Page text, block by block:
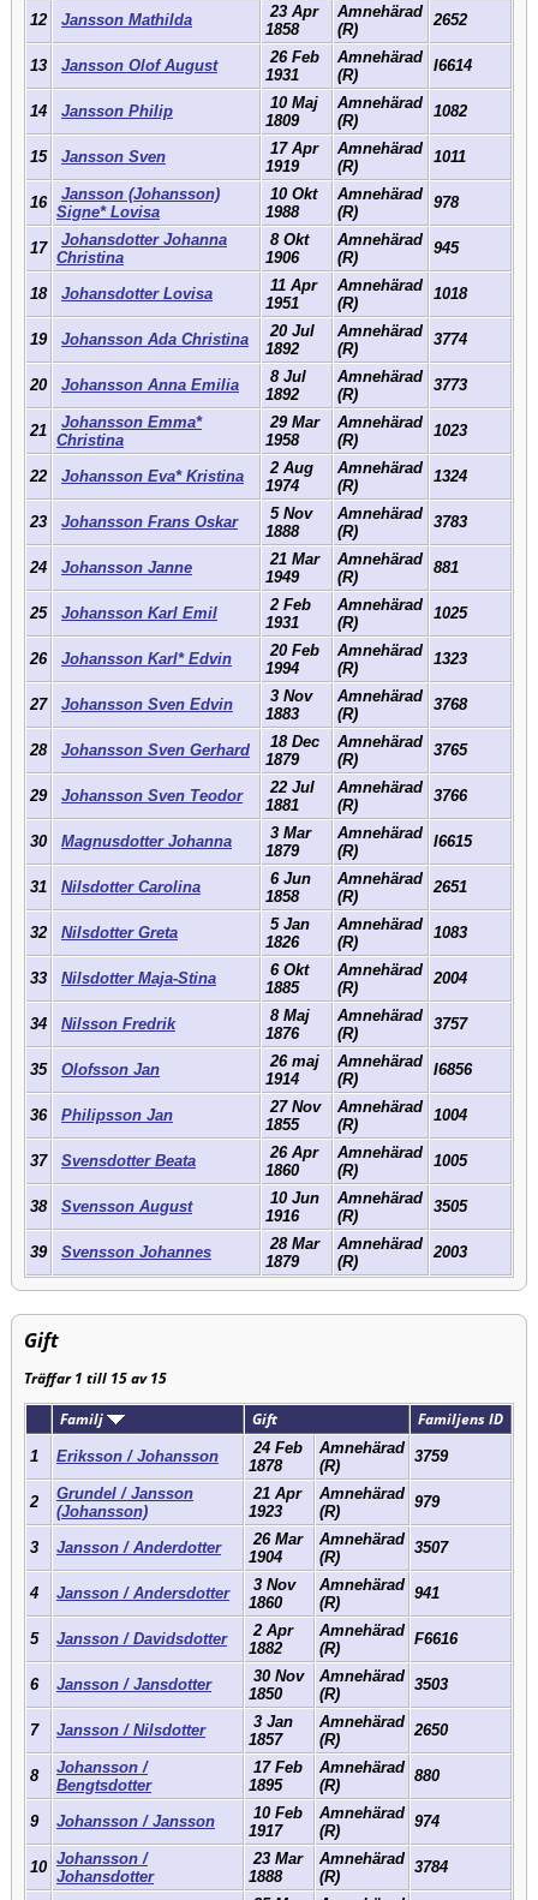
12 Jansson Mathilda
23 Apr
1858
Amnehärad
(R)
2652
13 Jansson Olof August
26 Feb
1931
Amnehärad
(R)
I6614
14 Jansson Philip
10 Maj
1809
Amnehärad
(R)
1082
15 Jansson Sven
17 Apr
1919
Amnehärad
(R)
1011
16
Jansson (Johansson)
Signe* Lovisa
10 Okt
1988
Amnehärad
(R)
978
17
Johansdotter Johanna
Christina
8 Okt
1906
Amnehärad
(R)
945
18 Johansdotter Lovisa
11 Apr
1951
Amnehärad
(R)
1018
19 Johansson Ada Christina
20 Jul
1892
Amnehärad
(R)
3774
20 Johansson Anna Emilia
8 Jul
1892
Amnehärad
(R)
3773
21
Johansson Emma*
Christina
29 Mar
1958
Amnehärad
(R)
1023
22 Johansson Eva* Kristina
2 Aug
1974
Amnehärad
(R)
1324
23 Johansson Frans Oskar
5 Nov
1888
Amnehärad
(R)
3783
24 Johansson Janne
21 Mar
1949
Amnehärad
(R)
881
25 Johansson Karl Emil
2 Feb
1931
Amnehärad
(R)
1025
26 Johansson Karl* Edvin
20 Feb
1994
Amnehärad
(R)
1323
27 Johansson Sven Edvin
3 Nov
1883
Amnehärad
(R)
3768
28 Johansson Sven Gerhard
18 Dec
1879
Amnehärad
(R)
3765
29 Johansson Sven Teodor
22 Jul
1881
Amnehärad
(R)
3766
30 Magnusdotter Johanna
3 Mar
1879
Amnehärad
(R)
I6615
31 Nilsdotter Carolina
6 Jun
1858
Amnehärad
(R)
2651
32 Nilsdotter Greta
5 Jan
1826
Amnehärad
(R)
1083
33 Nilsdotter Maja-Stina
6 Okt
1885
Amnehärad
(R)
2004
34 Nilsson Fredrik
8 Maj
1876
Amnehärad
(R)
3757
35 Olofsson Jan
26 maj
1914
Amnehärad
(R)
I6856
36 Philipsson Jan
27 Nov
1855
Amnehärad
(R)
1004
37 Svensdotter Beata
26 Apr
1860
Amnehärad
(R)
1005
38 Svensson August
10 Jun
1916
Amnehärad
(R)
3505
39 Svensson Johannes
28 Mar
1879
Amnehärad
(R)
2003
Gift
Träffar 1 till 15 av 15
Familj
Gift Familjens ID
1 Eriksson / Johansson
24 Feb
1878
Amnehärad
(R)
3759
2
Grundel / Jansson
(Johansson)
21 Apr
1923
Amnehärad
(R)
979
3 Jansson / Anderdotter
26 Mar
1904
Amnehärad
(R)
3507
4 Jansson / Andersdotter
3 Nov
1860
Amnehärad
(R)
941
5 Jansson / Davidsdotter
2 Apr
1882
Amnehärad
(R)
F6616
6 Jansson / Jansdotter
30 Nov
1850
Amnehärad
(R)
3503
7 Jansson / Nilsdotter
3 Jan
1857
Amnehärad
(R)
2650
8
Johansson /
Bengtsdotter
17 Feb
1895
Amnehärad
(R)
880
9 Johansson / Jansson
10 Feb
1917
Amnehärad
(R)
974
10 Johansson /
Johansdotter
23 Mar
1888
Amnehärad
(R)
3784